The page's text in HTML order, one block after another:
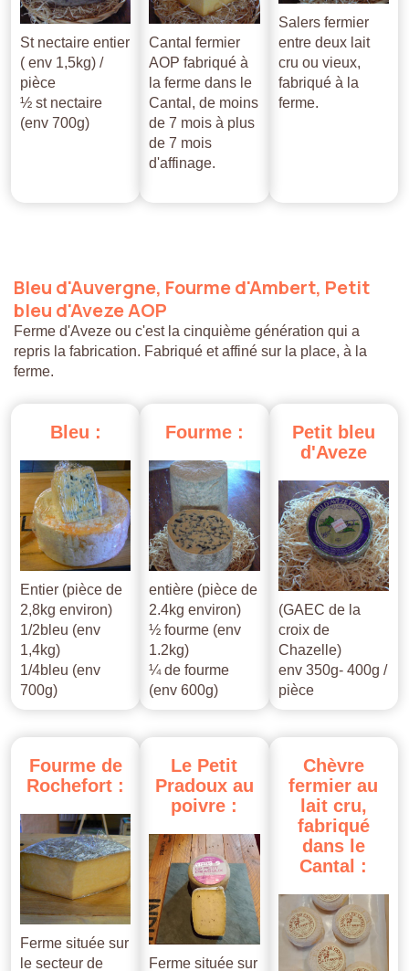
St nectaire entier
( env 1,5kg) /
pièce
½ st nectaire
(env 700g)
Cantal fermier
AOP fabriqué à
la ferme dans le
Cantal, de moins
de 7 mois à plus
de 7 mois
d'affinage.
Salers fermier
entre deux lait
cru ou vieux,
fabriqué à la
ferme.
Bleu d'Auvergne, Fourmed'Ambert, Petit
bleu d'AvezeAOP
Ferme d'Aveze ou c'est la cinquième génération qui a
repris la fabrication. Fabriqué et affiné sur la place, à la
ferme.
Bleu :
Entier (pièce de
2,8kg environ)
1/2bleu (env
1,4kg)
1/4bleu (env
700g)
Fourme :
entière (pièce de
2.4kg environ)
½ fourme (env
1.2kg)
¼ de fourme
(env 600g)
Petit bleu
d'Aveze
(GAEC de la
croix de
Chazelle)
env 350g- 400g /
pièce
Fourme de
Rochefort :
Ferme située sur
le secteur de
Le Petit
Pradoux au
poivre :
Ferme située sur
Chèvre
fermier au
lait cru,
fabriqué
dans le
Cantal :